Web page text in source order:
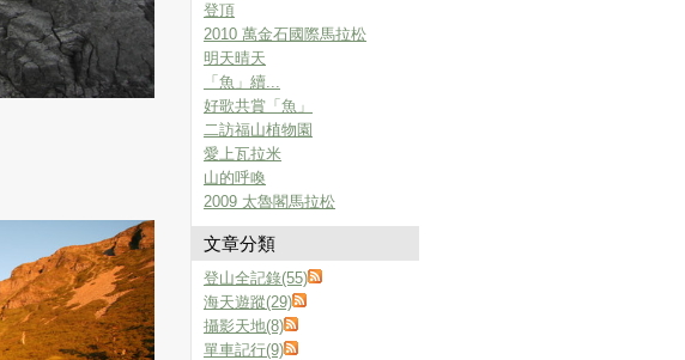
登頂
2010 萬金石國際馬拉松
明天晴天
「魚」續...
好歌共賞「魚」
二訪福山植物園
愛上瓦拉米
山的呼喚
2009 太魯閣馬拉松
文章分類
登山全記錄(55)
海天遊蹤(29)
攝影天地(8)
單車記行(9)